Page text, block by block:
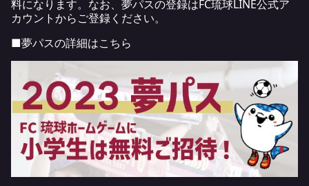
料になります。なお、夢パスの登録はFC琉球LINE公式ア
カウントからご登録ください。
■夢パスの詳細はこちら